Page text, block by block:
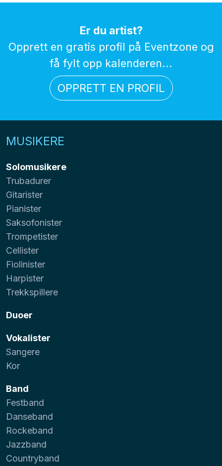
Er du artist?
Opprett en gratis profil på Eventzone og
få fylt opp kalenderen...
OPPRETT EN PROFIL
MUSIKERE
Solomusikere
Trubadurer
Gitarister
Pianister
Saksofonister
Trompetister
Cellister
Fiolinister
Harpister
Trekkspillere
Duoer
Vokalister
Sangere
Kor
Band
Festband
Danseband
Rockeband
Jazzband
Countryband